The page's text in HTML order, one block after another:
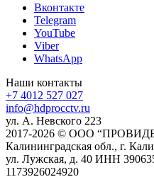
Вконтакте
Telegram
YouTube
Viber
WhatsApp
Наши контакты
+7 4012 527 027
info@hdprocctv.ru
ул. А. Невского 223
2017-2026 © ООО
Калининградская обл., г.
ул. Лужская, д. 40 ИНН
1173926024920